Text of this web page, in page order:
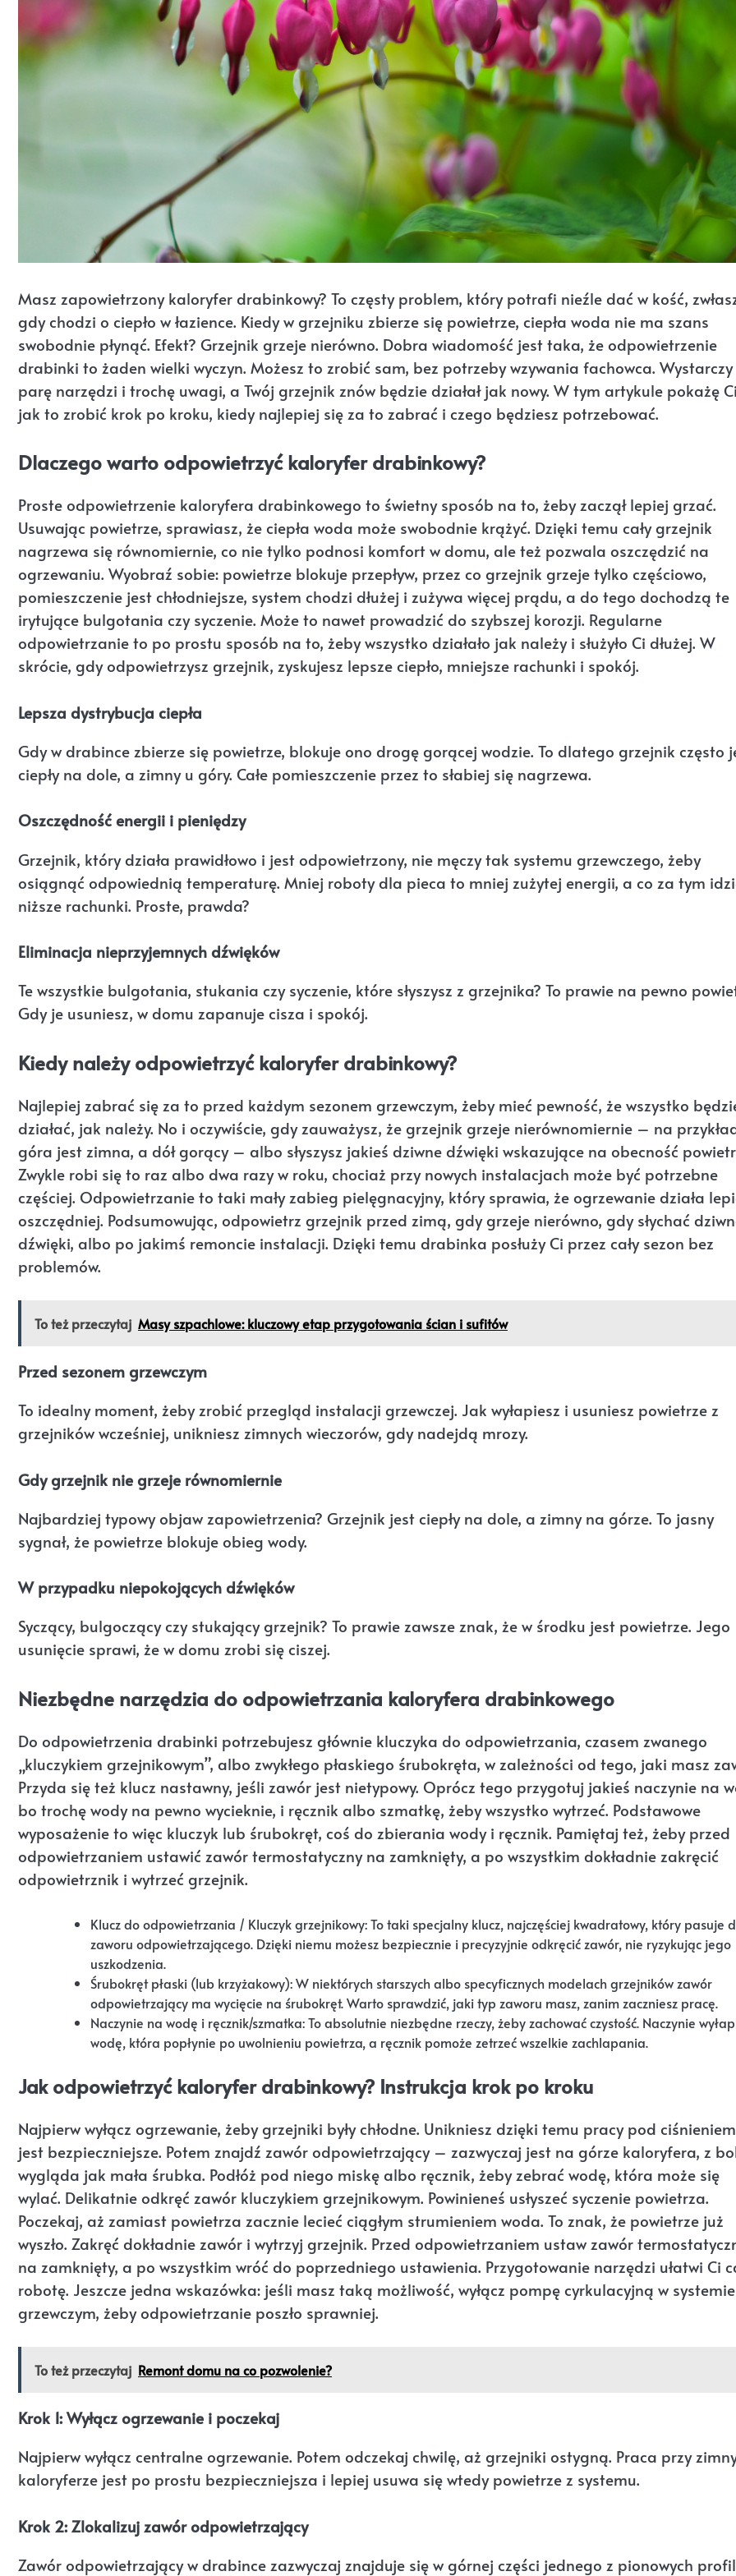
Masz zapowietrzony kaloryfer drabinkowy? To częsty problem, który potrafi nieźle dać w kość,
gdy chodzi o ciepło w łazience. Kiedy w grzejniku zbierze się powietrze, ciepła woda nie ma szans
swobodnie płynąć. Efekt? Grzejnik grzeje nierówno. Dobra wiadomość jest taka, że odpowietrzenie
drabinki to żaden wielki wyczyn. Możesz to zrobić sam, bez potrzeby wzywania fachowca. Wystarczy
parę narzędzi i trochę uwagi, a Twój grzejnik znów będzie działał jak nowy. W tym artykule pokażę
jak to zrobić krok po kroku, kiedy najlepiej się za to zabrać i czego będziesz potrzebować.
Dlaczego warto odpowietrzyć kaloryfer drabinkowy?
Proste odpowietrzenie kaloryfera drabinkowego to świetny sposób na to, żeby zaczął lepiej grzać.
Usuwając powietrze, sprawiasz, że ciepła woda może swobodnie krążyć. Dzięki temu cały grzejnik
nagrzewa się równomiernie, co nie tylko podnosi komfort w domu, ale też pozwala oszczędzić na
ogrzewaniu. Wyobraź sobie: powietrze blokuje przepływ, przez co grzejnik grzeje tylko częściowo,
pomieszczenie jest chłodniejsze, system chodzi dłużej i zużywa więcej prądu, a do tego dochodzą te
irytujące bulgotania czy syczenie. Może to nawet prowadzić do szybszej korozji. Regularne
odpowietrzanie to po prostu sposób na to, żeby wszystko działało jak należy i służyło Ci dłużej. W
skrócie, gdy odpowietrzysz grzejnik, zyskujesz lepsze ciepło, mniejsze rachunki i spokój.
Lepsza dystrybucja ciepła
Gdy w drabince zbierze się powietrze, blokuje ono drogę gorącej wodzie. To dlatego grzejnik często
ciepły na dole, a zimny u góry. Całe pomieszczenie przez to słabiej się nagrzewa.
Oszczędność energii i pieniędzy
Grzejnik, który działa prawidłowo i jest odpowietrzony, nie męczy tak systemu grzewczego, żeby
osiągnąć odpowiednią temperaturę. Mniej roboty dla pieca to mniej zużytej energii, a co za tym
niższe rachunki. Proste, prawda?
Eliminacja nieprzyjemnych dźwięków
Te wszystkie bulgotania, stukania czy syczenie, które słyszysz z grzejnika? To prawie na pewno
Gdy je usuniesz, w domu zapanuje cisza i spokój.
Kiedy należy odpowietrzyć kaloryfer drabinkowy?
Najlepiej zabrać się za to przed każdym sezonem grzewczym, żeby mieć pewność, że wszystko
działać, jak należy. No i oczywiście, gdy zauważysz, że grzejnik grzeje nierównomiernie – na
góra jest zimna, a dół gorący – albo słyszysz jakieś dziwne dźwięki wskazujące na obecność
Zwykle robi się to raz albo dwa razy w roku, chociaż przy nowych instalacjach może być potrzebne
częściej. Odpowietrzanie to taki mały zabieg pielęgnacyjny, który sprawia, że ogrzewanie działa
oszczędniej. Podsumowując, odpowietrz grzejnik przed zimą, gdy grzeje nierówno, gdy słychać
dźwięki, albo po jakimś remoncie instalacji. Dzięki temu drabinka posłuży Ci przez cały sezon bez
problemów.
To też przeczytaj Masy szpachlowe: kluczowy etap przygotowania ścian i sufitów
Przed sezonem grzewczym
To idealny moment, żeby zrobić przegląd instalacji grzewczej. Jak wyłapiesz i usuniesz powietrze z
grzejników wcześniej, unikniesz zimnych wieczorów, gdy nadejdą mrozy.
Gdy grzejnik nie grzeje równomiernie
Najbardziej typowy objaw zapowietrzenia? Grzejnik jest ciepły na dole, a zimny na górze. To jasny
sygnał, że powietrze blokuje obieg wody.
W przypadku niepokojących dźwięków
Syczący, bulgoczący czy stukający grzejnik? To prawie zawsze znak, że w środku jest powietrze. Jego
usunięcie sprawi, że w domu zrobi się ciszej.
Niezbędne narzędzia do odpowietrzania kaloryfera drabinkowego
Do odpowietrzenia drabinki potrzebujesz głównie kluczyka do odpowietrzania, czasem zwanego
„kluczykiem grzejnikowym”, albo zwykłego płaskiego śrubokręta, w zależności od tego, jaki masz
Przyda się też klucz nastawny, jeśli zawór jest nietypowy. Oprócz tego przygotuj jakieś naczynie na
bo trochę wody na pewno wycieknie, i ręcznik albo szmatkę, żeby wszystko wytrzeć. Podstawowe
wyposażenie to więc kluczyk lub śrubokręt, coś do zbierania wody i ręcznik. Pamiętaj też, żeby przed
odpowietrzaniem ustawić zawór termostatyczny na zamknięty, a po wszystkim dokładnie zakręcić
odpowietrznik i wytrzeć grzejnik.
Klucz do odpowietrzania / Kluczyk grzejnikowy: To taki specjalny klucz, najczęściej kwadratowy, który pasuje
zaworu odpowietrzającego. Dzięki niemu możesz bezpiecznie i precyzyjnie odkręcić zawór, nie ryzykując jego
uszkodzenia.
Śrubokręt płaski (lub krzyżakowy): W niektórych starszych albo specyficznych modelach grzejników zawór
odpowietrzający ma wycięcie na śrubokręt. Warto sprawdzić, jaki typ zaworu masz, zanim zaczniesz pracę.
Naczynie na wodę i ręcznik/szmatka: To absolutnie niezbędne rzeczy, żeby zachować czystość. Naczynie
wodę, która popłynie po uwolnieniu powietrza, a ręcznik pomoże zetrzeć wszelkie zachlapania.
Jak odpowietrzyć kaloryfer drabinkowy? Instrukcja krok po kroku
Najpierw wyłącz ogrzewanie, żeby grzejniki były chłodne. Unikniesz dzięki temu pracy pod
jest bezpieczniejsze. Potem znajdź zawór odpowietrzający – zazwyczaj jest na górze kaloryfera, z
wygląda jak mała śrubka. Podłóż pod niego miskę albo ręcznik, żeby zebrać wodę, która może się
wylać. Delikatnie odkręć zawór kluczykiem grzejnikowym. Powinieneś usłyszeć syczenie powietrza.
Poczekaj, aż zamiast powietrza zacznie lecieć ciągłym strumieniem woda. To znak, że powietrze już
wyszło. Zakręć dokładnie zawór i wytrzyj grzejnik. Przed odpowietrzaniem ustaw zawór
na zamknięty, a po wszystkim wróć do poprzedniego ustawienia. Przygotowanie narzędzi ułatwi Ci
robotę. Jeszcze jedna wskazówka: jeśli masz taką możliwość, wyłącz pompę cyrkulacyjną w systemie
grzewczym, żeby odpowietrzanie poszło sprawniej.
To też przeczytaj Remont domu na co pozwolenie?
Krok 1: Wyłącz ogrzewanie i poczekaj
Najpierw wyłącz centralne ogrzewanie. Potem odczekaj chwilę, aż grzejniki ostygną. Praca przy
kaloryferze jest po prostu bezpieczniejsza i lepiej usuwa się wtedy powietrze z systemu.
Krok 2: Zlokalizuj zawór odpowietrzający
Zawór odpowietrzający w drabince zazwyczaj znajduje się w górnej części jednego z pionowych